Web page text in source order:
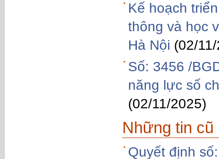
Kế hoạch
thông và học
Hà Nội (02/
Số: 3456 /
năng lực số
(02/11/2025)
Những tin cũ
Quyết định